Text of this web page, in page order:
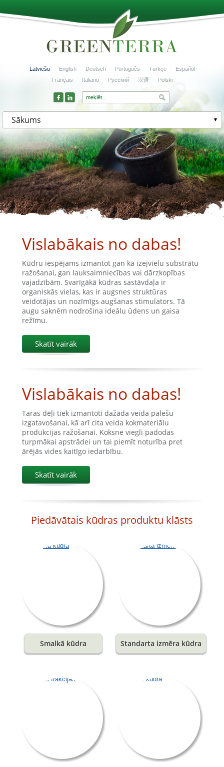
Latviešu English Deutsch Português Türkçe
Español
Français
Italiano Русский 汉语 Polski
Sākums
Vislabākais no dabas!
Kūdru iespējams izmantot gan kā izejvielu substrātu
ražošanai, gan lauksaimniecības vai dārzkopības
vajadzībām. Svarīgākā kūdras sastāvdaļa ir
organiskās vielas, kas ir augsnes struktūras
veidotājas un nozīmīgs augšanas stimulators. Tā
augu saknēm nodrošina ideālu ūdens un gaisa
režīmu.
Skatīt vairāk
Vislabākais no dabas!
Taras dēļi tiek izmantoti dažāda veida palešu
izgatavošanai, kā arī cita veida kokmateriālu
produkcijas ražošanai. Koksne viegli padodas
turpmākai apstrādei un tai piemīt noturība pret
ārējās vides kaitīgo iedarbību.
Skatīt vairāk
Piedāvātais kūdras produktu klāsts
Smalkā kūdra Standarta izmēra kūdra